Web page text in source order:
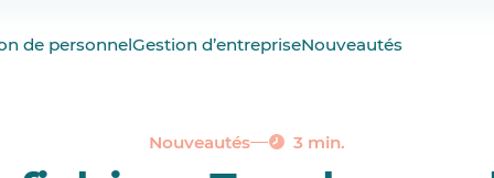
de personnelGestion d’entrepriseNouveautés
Nouveautés 3 min.
dans le même outil que vos punchs
vous et votre équipe